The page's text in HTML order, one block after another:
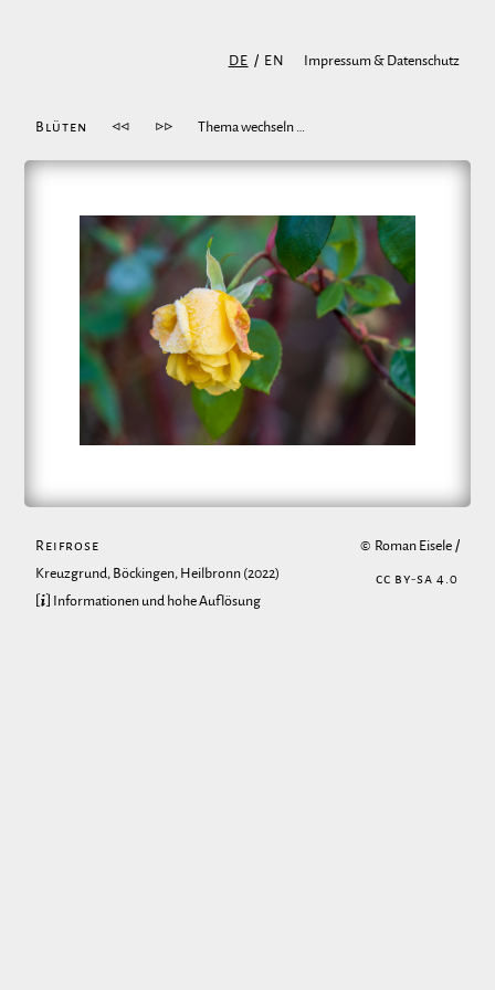
DE / EN Impressum & Datenschutz
Blüten ◁◁ ▷▷ Thema wechseln …
Reifrose
Kreuzgrund, Böckingen, Heilbronn (2022)
[ℹ] Informationen und hohe Auflösung
© Roman Eisele /
CC BY-SA 4.0